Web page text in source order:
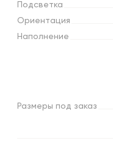
Подсветка
Ориентация
Наполнение
Размеры под заказ